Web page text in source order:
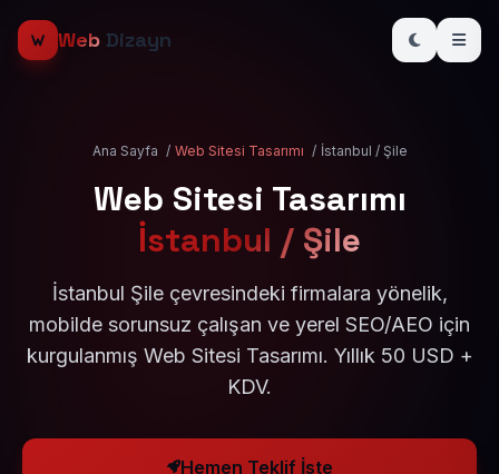
Web Dizayn
Ana Sayfa / Web Sitesi Tasarımı / İstanbul / Şile
Web Sitesi Tasarımı
İstanbul / Şile
İstanbul Şile çevresindeki firmalara yönelik,
mobilde sorunsuz çalışan ve yerel SEO/AEO için
kurgulanmış Web Sitesi Tasarımı. Yıllık 50 USD +
KDV.
Hemen Teklif İste